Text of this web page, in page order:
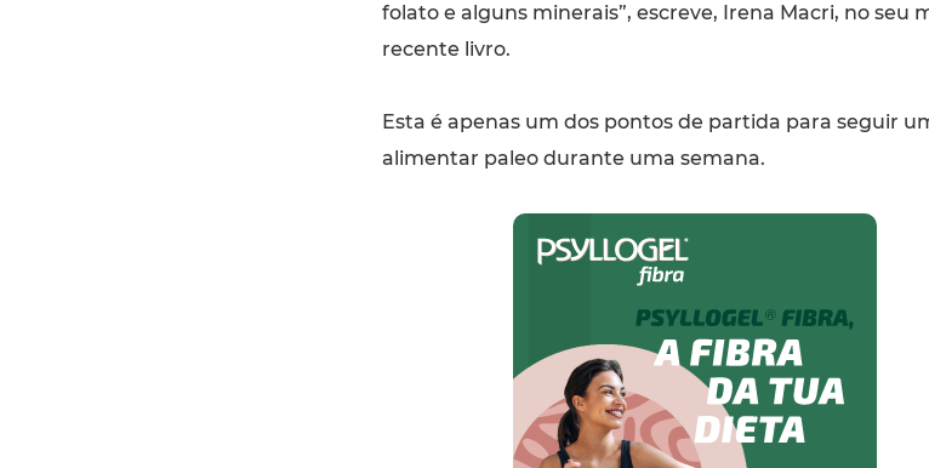
folato e alguns minerais”, escreve, Irena Macri, no seu
recente livro.
Esta é apenas um dos pontos de partida para seguir
alimentar paleo durante uma semana.